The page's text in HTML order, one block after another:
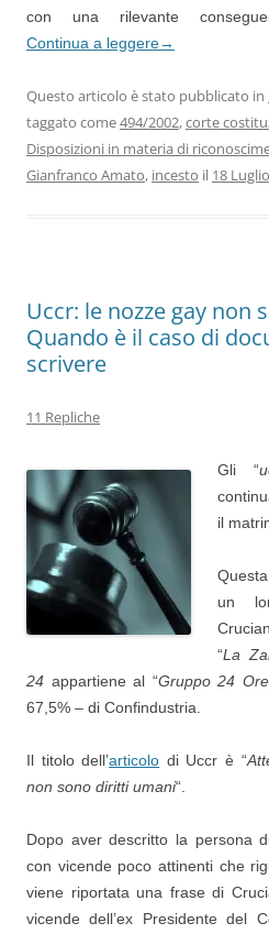
con una rilevante
Continua a leggere→
Questo articolo è stato pubblicato in
taggato come494/2002,corte
Disposizioni in materia di
Gianfranco Amato, incesto il 18
Uccr: le nozze gay non
Quando è il caso di
scrivere
11 Repliche
Gli “
il
un
“La
24 appartiene al “Gruppo 24 Ore
67,5% – di Confindustria.
Il titolo dell’articolo di Uccr è “
non sono diritti umani“.
Dopo aver descritto la persona
con vicende poco attinenti che
viene riportata una frase di
vicende dell’ex Presidente del